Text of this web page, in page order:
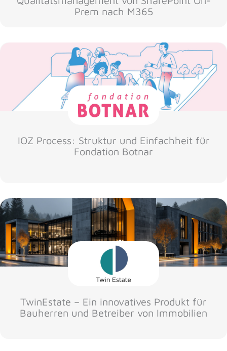
Prem nach M365
IOZ Process: Struktur und Einfachheit für
Fondation Botnar
TwinEstate – Ein innovatives Produkt für
Bauherren und Betreiber von Immobilien